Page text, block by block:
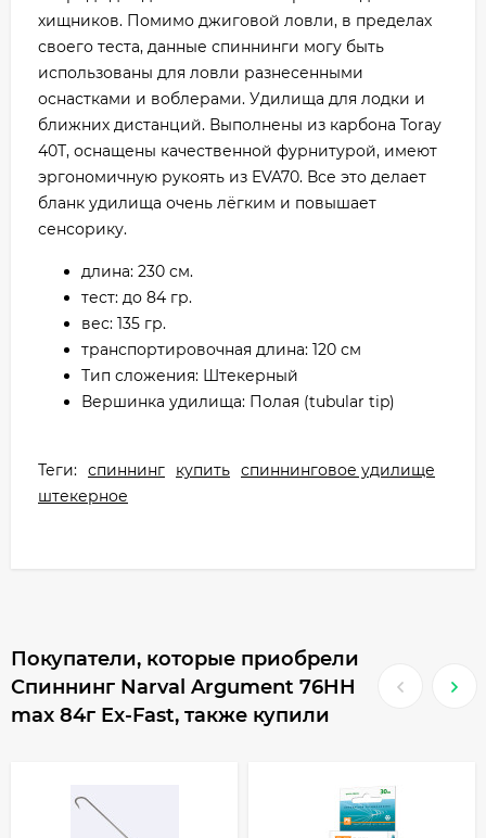
хищников. Помимо джиговой ловли, в пределах
своего теста, данные спиннинги могу быть
использованы для ловли разнесенными
оснастками и воблерами. Удилища для лодки и
ближних дистанций. Выполнены из карбона Toray
40Т, оснащены качественной фурнитурой, имеют
эргономичную рукоять из EVA70. Все это делает
бланк удилища очень лёгким и повышает
сенсорику.
длина: 230 см.
тест: до 84 гр.
вес: 135 гр.
транспортировочная длина: 120 см
Тип сложения: Штекерный
Вершинка удилища: Полая (tubular tip)
Теги: спиннинг купить спиннинговое удилище
штекерное
Покупатели, которые приобрели
Спиннинг Narval Argument 76HH
max 84г Ex-Fast, также купили